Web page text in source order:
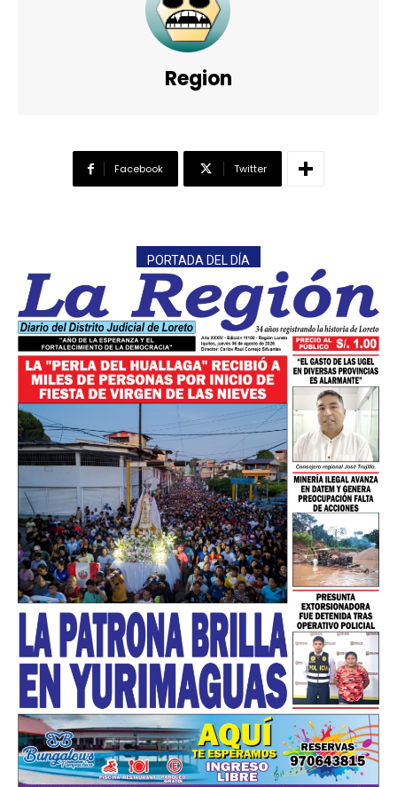
━ Planes
Region
Facebook Twitter
PORTADA DEL DÍA